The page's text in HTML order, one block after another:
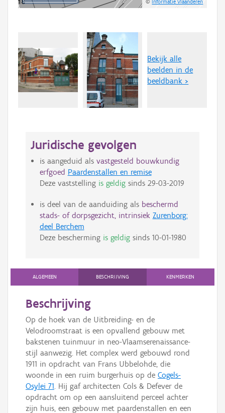
©Informatie Vlaanderen
Bekijk alle
beelden in de
beeldbank >
Juridische gevolgen
is aangeduid als vastgesteld bouwkundig
erfgoed Paardenstallen en remise
Deze vaststelling is geldigsinds 29-03-2019
is deel van de aanduiding als beschermd
stads- of dorpsgezicht, intrinsiek Zurenborg:
deel Berchem
Deze bescherming is geldigsinds 10-01-1980
ALGEMEEN BESCHRIJVING KENMERKEN
Beschrijving
Op de hoek van de Uitbreiding- en de
Velodroomstraat is een opvallend gebouw met
bakstenen tuinmuur in neo-Vlaamserenaissance-
stijl aanwezig. Het complex werd gebouwd rond
1911 in opdracht van Frans Ubbelohde, die
woonde in een ruim burgerhuis op de Cogels-
Osylei 71. Hij gaf architecten Cols & Defever de
opdracht om op een aansluitend perceel achter
zijn huis, een gebouw met paardenstallen en een